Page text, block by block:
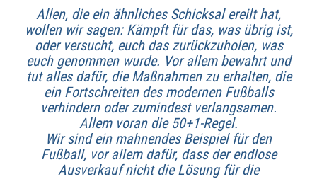
Allen, die ein ähnliches Schicksal ereilt hat,
wollen wir sagen: Kämpft für das, was übrig ist,
oder versucht, euch das zurückzuholen, was
euch genommen wurde. Vor allem bewahrt und
tut alles dafür, die Maßnahmen zu erhalten, die
ein Fortschreiten des modernen Fußballs
verhindern oder zumindest verlangsamen.
Allem voran die 50+1-Regel.
Wir sind ein mahnendes Beispiel für den
Fußball, vor allem dafür, dass der endlose
Ausverkauf nicht die Lösung für die